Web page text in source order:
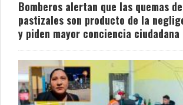
Bomberos alertan que las quemas de
pastizales son producto de la
y piden mayor conciencia ciudadana